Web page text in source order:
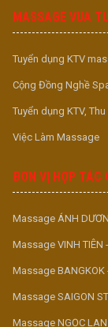
MASSAGE VUA
Tuyển dụng KTV
Cộng Đồng Nghề
Tuyển dụng KTV,
Việc Làm Massage
ĐƠN VỊ HỢP TÁC
Massage ÁNH
Massage VINH TIÊN
Massage BANGKOK
Massage SAIGON
Massage NGỌC LAN